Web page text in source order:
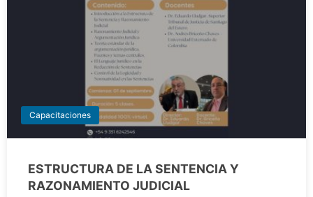
Capacitaciones
ESTRUCTURA DE LA SENTENCIA Y
RAZONAMIENTO JUDICIAL